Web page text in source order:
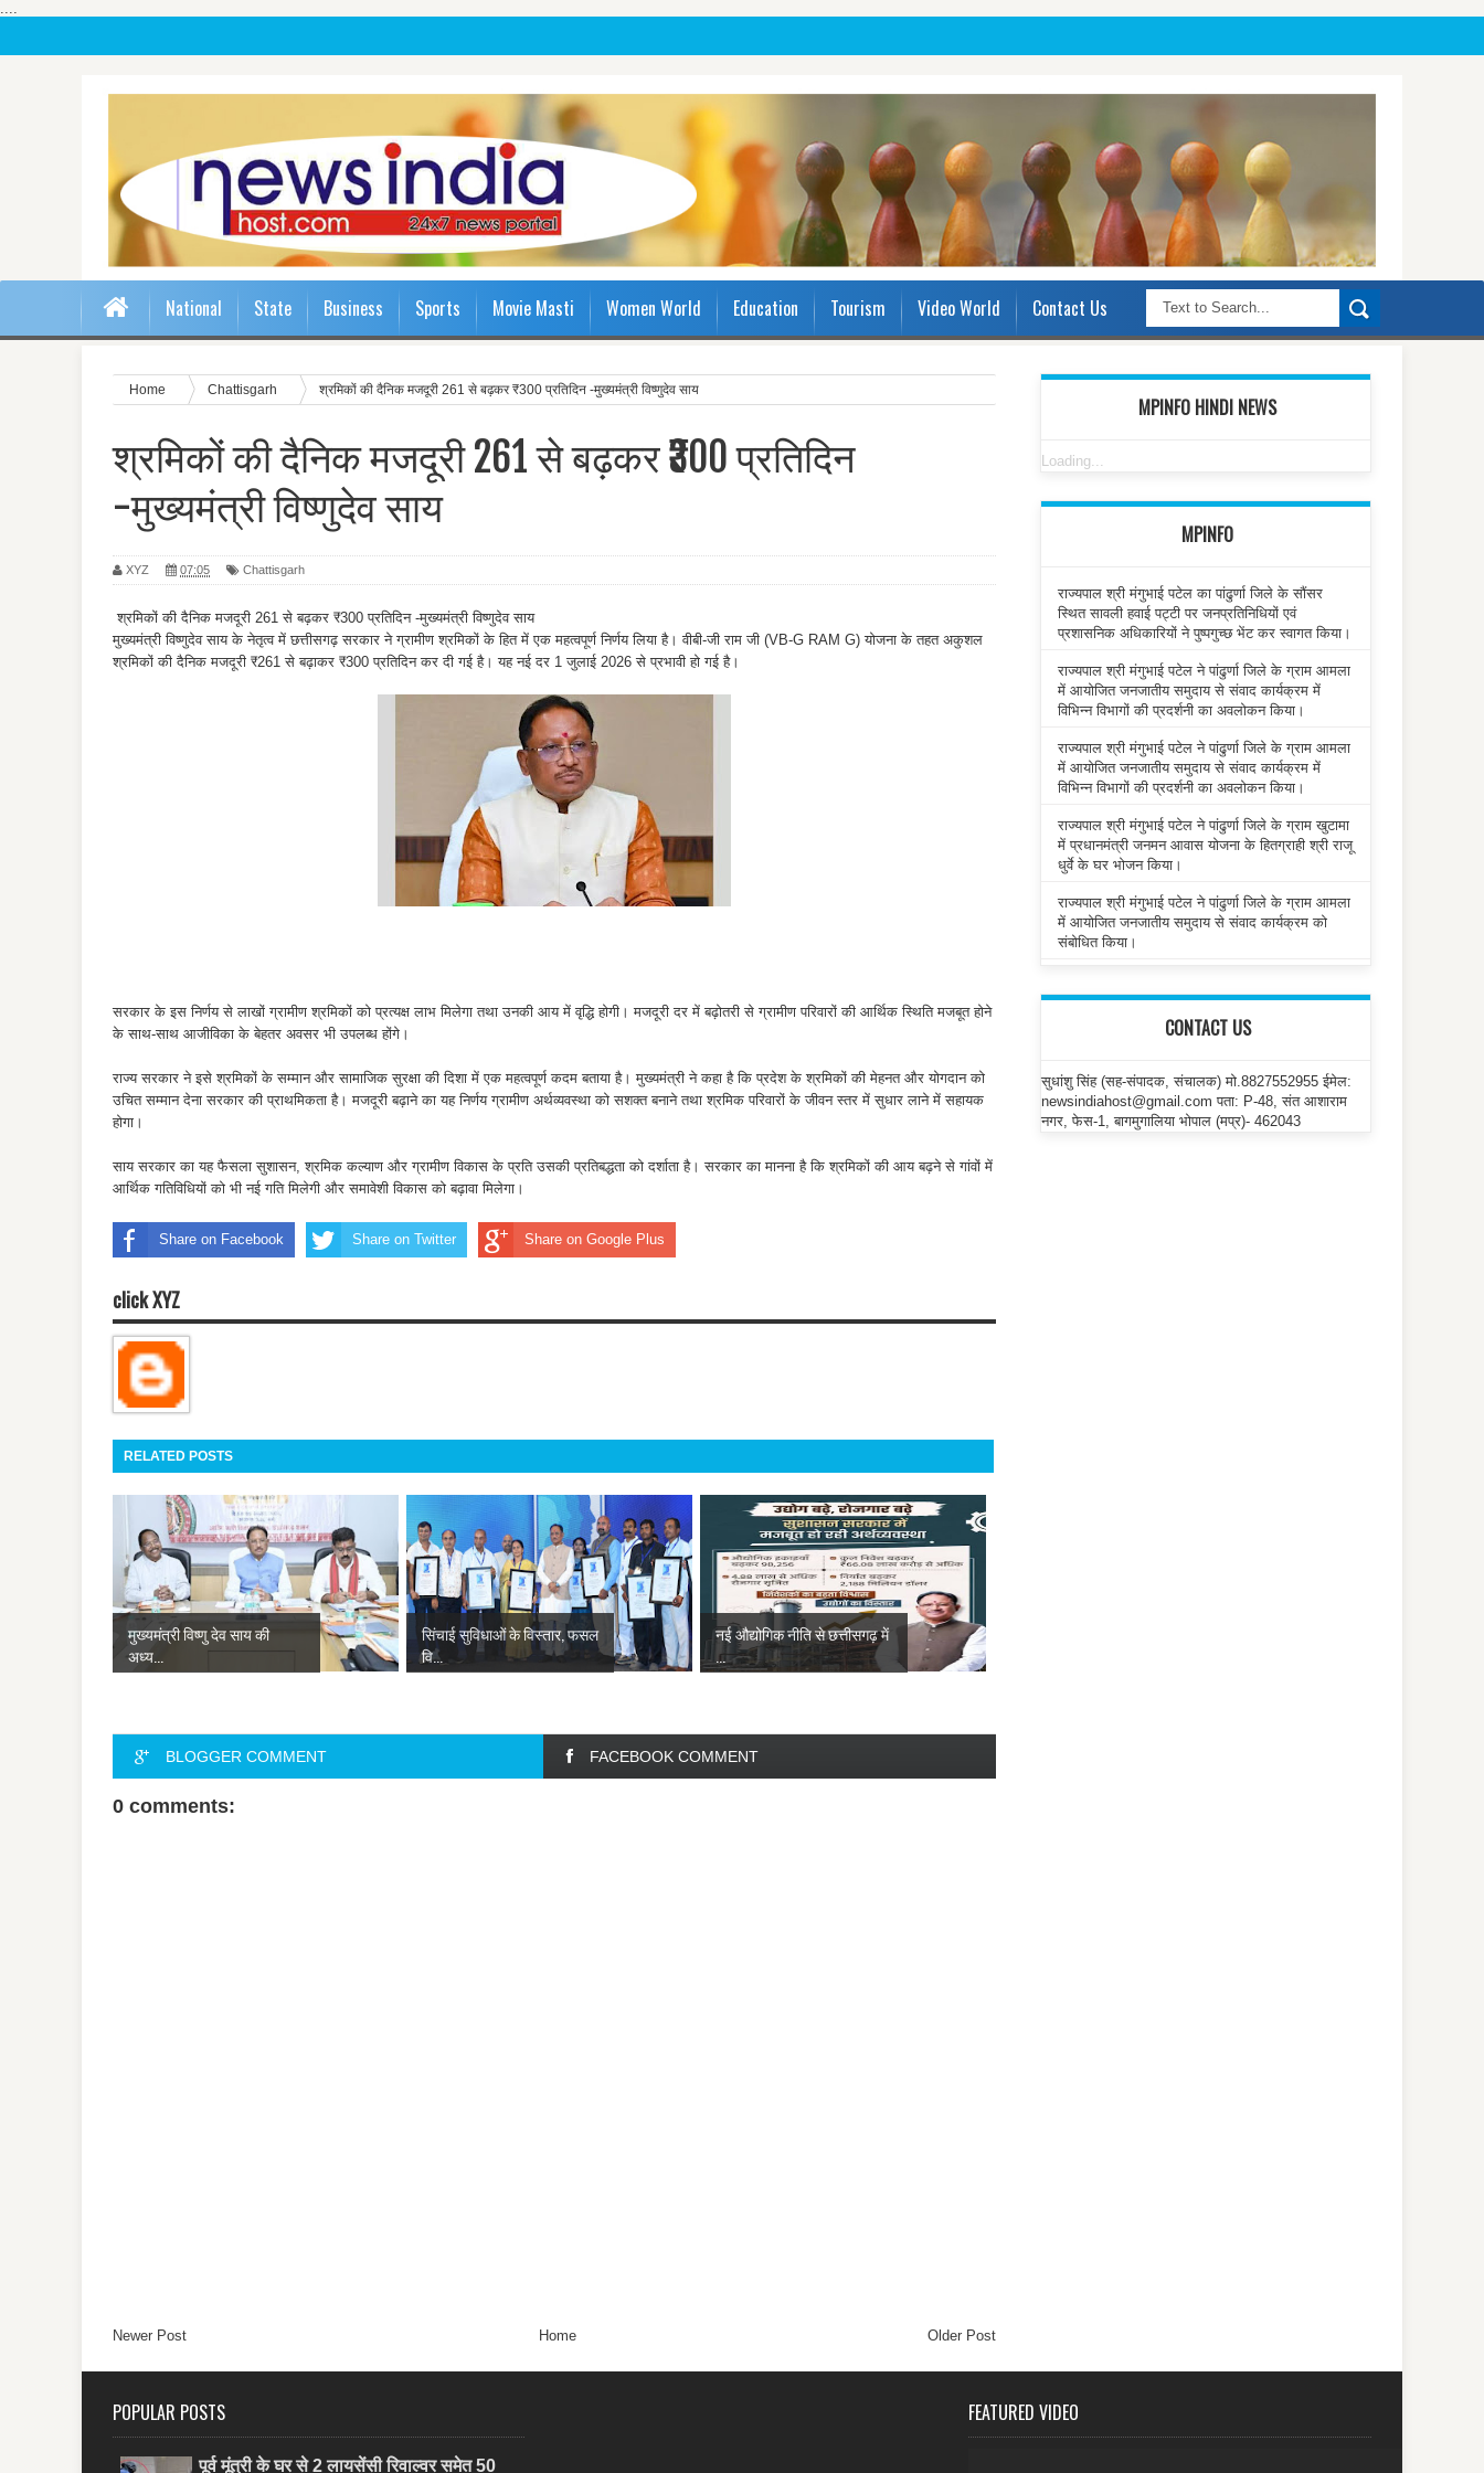
....
National State Business Sports Movie Masti Women World Education Tourism Video World Contact Us
Home Chattisgarh श्रमिकों की दैनिक मजदूरी 261 से बढ़कर ₹300 प्रतिदिन -मुख्यमंत्री विष्णुदेव साय
श्रमिकों की दैनिक मजदूरी 261 से बढ़कर ₹300 प्रतिदिन
-मुख्यमंत्री विष्णुदेव साय
XYZ 07:05 Chattisgarh
श्रमिकों की दैनिक मजदूरी 261 से बढ़कर ₹300 प्रतिदिन -मुख्यमंत्री विष्णुदेव साय
मुख्यमंत्री विष्णुदेव साय के नेतृत्व में छत्तीसगढ़ सरकार ने ग्रामीण श्रमिकों के हित में एक महत्वपूर्ण निर्णय लिया है। वीबी-जी राम जी (VB-G RAM G) योजना के तहत अकुशल
श्रमिकों की दैनिक मजदूरी ₹261 से बढ़ाकर ₹300 प्रतिदिन कर दी गई है। यह नई दर 1 जुलाई 2026 से प्रभावी हो गई है।
सरकार के इस निर्णय से लाखों ग्रामीण श्रमिकों को प्रत्यक्ष लाभ मिलेगा तथा उनकी आय में वृद्धि होगी। मजदूरी दर में बढ़ोतरी से ग्रामीण परिवारों की आर्थिक स्थिति मजबूत होने
के साथ-साथ आजीविका के बेहतर अवसर भी उपलब्ध होंगे।
राज्य सरकार ने इसे श्रमिकों के सम्मान और सामाजिक सुरक्षा की दिशा में एक महत्वपूर्ण कदम बताया है। मुख्यमंत्री ने कहा है कि प्रदेश के श्रमिकों की मेहनत और योगदान को
उचित सम्मान देना सरकार की प्राथमिकता है। मजदूरी बढ़ाने का यह निर्णय ग्रामीण अर्थव्यवस्था को सशक्त बनाने तथा श्रमिक परिवारों के जीवन स्तर में सुधार लाने में सहायक
होगा।
साय सरकार का यह फैसला सुशासन, श्रमिक कल्याण और ग्रामीण विकास के प्रति उसकी प्रतिबद्धता को दर्शाता है। सरकार का मानना है कि श्रमिकों की आय बढ़ने से गांवों में
आर्थिक गतिविधियों को भी नई गति मिलेगी और समावेशी विकास को बढ़ावा मिलेगा।
Share on Facebook Share on Twitter Share on Google Plus
click XYZ
RELATED POSTS
मुख्यमंत्री विष्णु देव साय की
अध्य...
सिंचाई सुविधाओं के विस्तार, फसल
वि...
नई औद्योगिक नीति से छत्तीसगढ़ में
...
BLOGGER COMMENT FACEBOOK COMMENT
0 comments:
Newer Post Older Post
Home
MPINFO HINDI NEWS
Loading...
MPINFO
राज्यपाल श्री मंगुभाई पटेल का पांढुर्णा जिले के सौंसर
स्थित सावली हवाई पट्टी पर जनप्रतिनिधियों एवं
प्रशासनिक अधिकारियों ने पुष्पगुच्छ भेंट कर स्वागत किया।
राज्यपाल श्री मंगुभाई पटेल ने पांढुर्णा जिले के ग्राम आमला
में आयोजित जनजातीय समुदाय से संवाद कार्यक्रम में
विभिन्न विभागों की प्रदर्शनी का अवलोकन किया।
राज्यपाल श्री मंगुभाई पटेल ने पांढुर्णा जिले के ग्राम आमला
में आयोजित जनजातीय समुदाय से संवाद कार्यक्रम में
विभिन्न विभागों की प्रदर्शनी का अवलोकन किया।
राज्यपाल श्री मंगुभाई पटेल ने पांढुर्णा जिले के ग्राम खुटामा
में प्रधानमंत्री जनमन आवास योजना के हितग्राही श्री राजू
धुर्वे के घर भोजन किया।
राज्यपाल श्री मंगुभाई पटेल ने पांढुर्णा जिले के ग्राम आमला
में आयोजित जनजातीय समुदाय से संवाद कार्यक्रम को
संबोधित किया।
CONTACT US
सुधांशु सिंह (सह-संपादक, संचालक) मो.8827552955 ईमेल:
newsindiahost@gmail.com पता: P-48, संत आशाराम
नगर, फेस-1, बागमुगालिया भोपाल (मप्र)- 462043
POPULAR POSTS
पूर्व मूंत्री के घर से 2 लायसेंसी रिवाल्वर समेत 50
FEATURED VIDEO